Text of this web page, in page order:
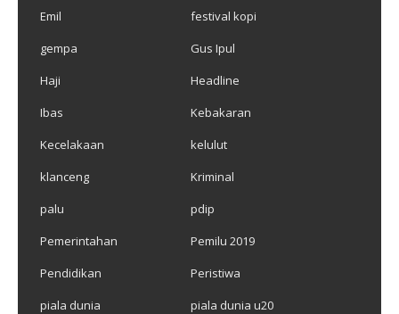
Emil
festival kopi
gempa
Gus Ipul
Haji
Headline
Ibas
Kebakaran
Kecelakaan
kelulut
klanceng
Kriminal
palu
pdip
Pemerintahan
Pemilu 2019
Pendidikan
Peristiwa
piala dunia
piala dunia u20